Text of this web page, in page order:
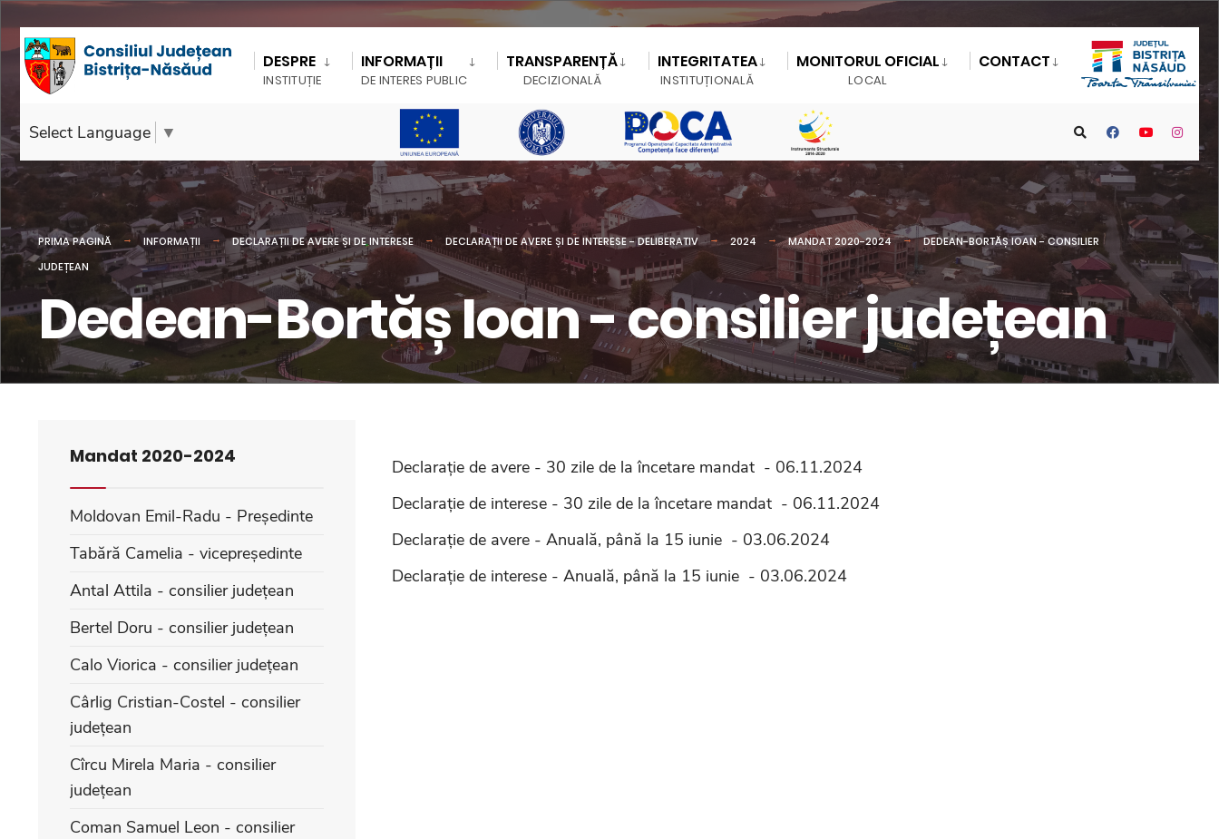
DESPRE
INSTITUȚIE
INFORMAȚII
DE INTERES PUBLIC
TRANSPARENȚĂ
DECIZIONALĂ
INTEGRITATEA
INSTITUȚIONALĂ
MONITORUL OFICIAL
LOCAL
CONTACT
Select Language ▼
PRIMA PAGINĂ INFORMAȚII DECLARAȚII DE AVERE ȘI DE INTERESE DECLARAȚII DE AVERE ȘI DE INTERESE - DELIBERATIV 2024 MANDAT 2020-2024
DEDEAN-BORTĂȘ IOAN - CONSILIER
JUDEȚEAN
Dedean-Bortăș Ioan - consilier județean
Declarație de avere - 30 zile de la încetare mandat - 06.11.2024
Declarație de interese - 30 zile de la încetare mandat - 06.11.2024
Declarație de avere - Anuală, până la 15 iunie - 03.06.2024
Declarație de interese - Anuală, până la 15 iunie - 03.06.2024
Mandat 2020-2024
Moldovan Emil-Radu - Președinte
Tabără Camelia - vicepreședinte
Antal Attila - consilier județean
Bertel Doru - consilier județean
Calo Viorica - consilier județean
Cârlig Cristian-Costel - consilier
județean
Cîrcu Mirela Maria - consilier
județean
Coman Samuel Leon - consilier